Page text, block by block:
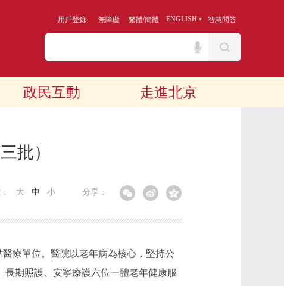
用戶登錄 無障礙 繁體/簡體 ENGLISH 智慧問答
政民互動 走進北京
批）
分享：
： 大 中 小
療單位。醫院以老年病為核心，堅持公
期照護、安寧療護六位一體老年健康服